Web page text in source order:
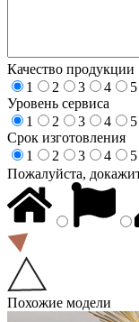
Качество продукции
1
2 3 4
5
Уровень сервиса
1
2 3 4
5
Срок изготовления
1
2 3 4
5
Пожалуйста,
Похожие модели